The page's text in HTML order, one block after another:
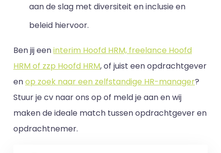
aan de slag met diversiteit en inclusie en
beleid hiervoor.
Ben jij eeninterim Hoofd HRM, freelance Hoofd
HRM of zzp Hoofd HRM, of juist een opdrachtgever
enop zoek naar een zelfstandige HR-manager?
Stuur je cv naar ons op of meld je aan en wij
maken de ideale match tussen opdrachtgever en
opdrachtnemer.